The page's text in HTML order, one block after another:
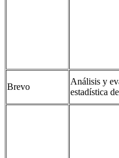
Brevo
Análisis y
estadística